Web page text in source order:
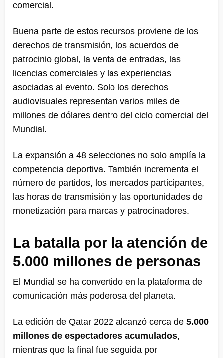
comercial.
Buena parte de estos recursos proviene de los
derechos de transmisión, los acuerdos de
patrocinio global, la venta de entradas, las
licencias comerciales y las experiencias
asociadas al evento. Solo los derechos
audiovisuales representan varios miles de
millones de dólares dentro del ciclo comercial del
Mundial.
La expansión a 48 selecciones no solo amplía la
competencia deportiva. También incrementa el
número de partidos, los mercados participantes,
las horas de transmisión y las oportunidades de
monetización para marcas y patrocinadores.
La batalla por la atención de
5.000 millones de personas
El Mundial se ha convertido en la plataforma de
comunicación más poderosa del planeta.
La edición de Qatar 2022 alcanzó cerca de 5.000
millones de espectadores acumulados,
mientras que la final fue seguida por